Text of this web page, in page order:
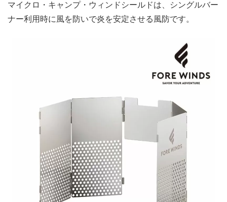
マイクロ・キャンプ・ウィンドシールドは、シングルバー
ナー利用時に風を防いで炎を安定させる風防です。